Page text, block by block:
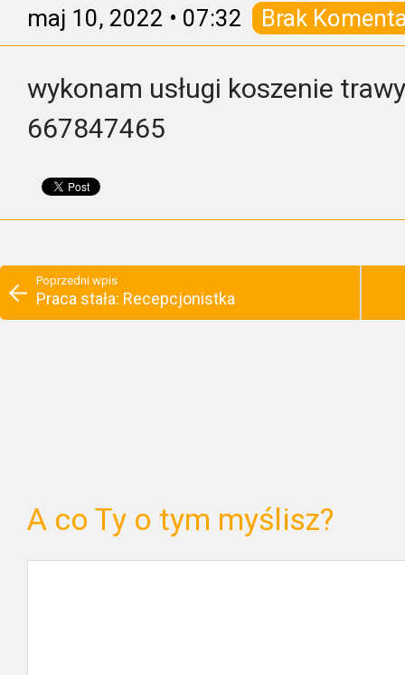
maj 10, 2022 • 07:32 Brak
wykonam usługi koszenie
667847465
Poprzedni wpis
Praca stała: Recepcjonistka
A co Ty o tym myślisz?